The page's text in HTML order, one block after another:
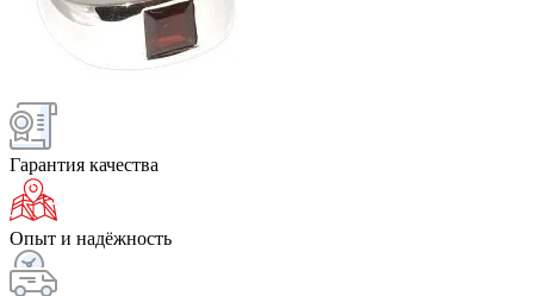
Гарантия качества
Опыт и надёжность